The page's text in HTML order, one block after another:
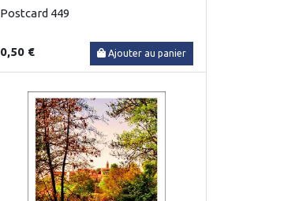
Postcard 449
0,50 € Ajouter au panier